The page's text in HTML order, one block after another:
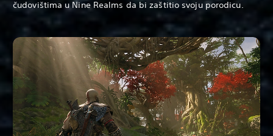
čudovištima u Nine Realms da bi zaštitio svoju porodicu.